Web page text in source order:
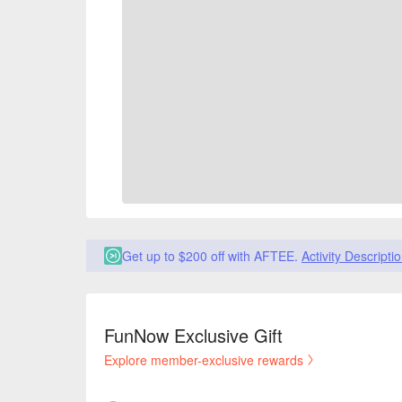
Get up to $200 off with AFTEE. Activity
FunNow Exclusive Gift
Explore member-exclusive rewards